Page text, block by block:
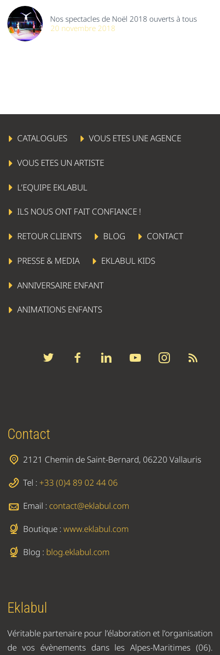
Nos spectacles de Noël 2018 ouverts à tous
20 novembre 2018
CATALOGUES VOUS ETES UNE AGENCE
VOUS ETES UN ARTISTE
L’EQUIPE EKLABUL
ILS NOUS ONT FAIT CONFIANCE !
RETOUR CLIENTS BLOG CONTACT
PRESSE & MEDIA EKLABUL KIDS
ANNIVERSAIRE ENFANT
ANIMATIONS ENFANTS
Contact
2121 Chemin de Saint-Bernard, 06220 Vallauris
Tel : +33 (0)4 89 02 44 06
Email : contact@eklabul.com
Boutique : www.eklabul.com
Blog : blog.eklabul.com
Eklabul
Véritable partenaire pour l’élaboration et l’organisation
de vos évènements dans les Alpes-Maritimes (06).